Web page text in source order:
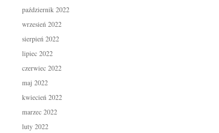
październik 2022
wrzesień 2022
sierpień 2022
lipiec 2022
czerwiec 2022
maj 2022
kwiecień 2022
marzec 2022
luty 2022